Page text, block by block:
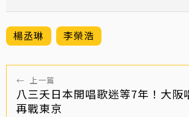
楊丞琳 李榮浩
← 上一篇
八三夭日本開唱歌迷等7年！大阪
再戰東京